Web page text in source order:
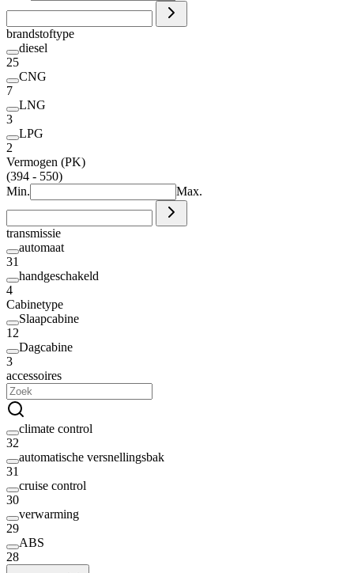
brandstoftype
diesel
25
CNG
7
LNG
3
LPG
2
Vermogen (PK)
(394 - 550)
Min.
Max.
transmissie
automaat
31
handgeschakeld
4
Cabinetype
Slaapcabine
12
Dagcabine
3
accessoires
climate control
32
automatische versnellingsbak
31
cruise control
30
verwarming
29
ABS
28